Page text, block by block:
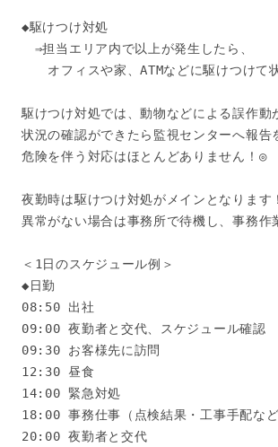
◆駆けつけ対処
⇒担当エリア内で以上が発生したら、
オフィスや家、ATMなどに駆けつけて
駆けつけ対処では、動物などによる誤作動
状況の確認ができたら監視センターへ報告
危険を伴う対応はほとんどありません！◎
夜勤時は駆けつけ対処がメインとなります！
異常がない場合は事務所で待機し、事務作
＜1日のスケジュール例＞
◆日勤
08:50 出社
09:00 夜勤者と交代、スケジュール確認
09:30 お客様先に訪問
12:30 昼食
14:00 緊急対処
18:00 事務仕事（点検結果・工事手配など
20:00 夜勤者と交代